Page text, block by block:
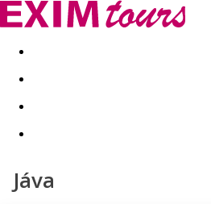
Akční nabídky Last minute
Jáva